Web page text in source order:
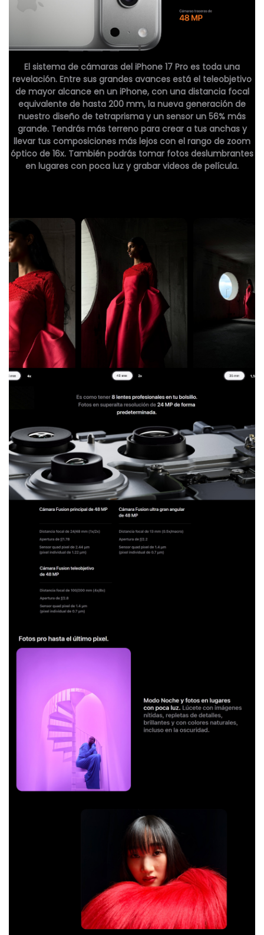
El sistema de cámaras del iPhone 17 Pro es toda una
revelación. Entre sus grandes avances está el teleobjetivo
de mayor alcance en un iPhone, con una distancia focal
equivalente de hasta 200 mm, la nueva generación de
nuestro diseño de tetraprisma y un sensor un 56% más
grande. Tendrás más terreno para crear a tus anchas y
llevar tus composiciones más lejos con el rango de zoom
óptico de 16x. También podrás tomar fotos deslumbrantes
en lugares con poca luz y grabar videos de película.